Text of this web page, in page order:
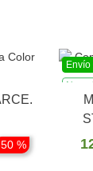
%
Envío
Novedad